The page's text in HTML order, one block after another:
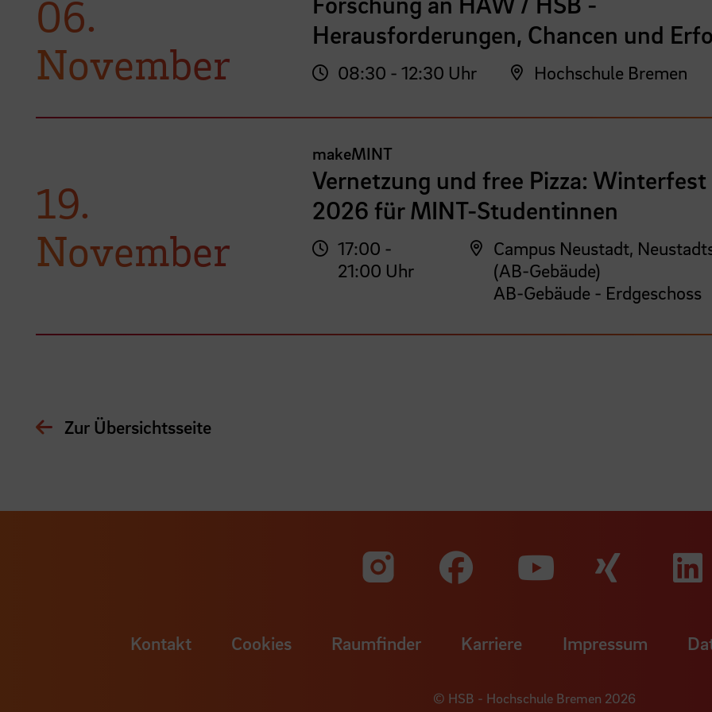
06.
November
Herausforderungen, Chancen und
08:30 - 12:30 Uhr Hochschule Bremen
19.
November
makeMINT
Vernetzung und free Pizza: Winterfest
2026 für MINT-Studentinnen
17:00 -
21:00 Uhr
Campus Neustadt,
(AB-Gebäude)
AB-Gebäude - Erdgeschoss
Zur Übersichtsseite
Zu unserer
Zu
Kontakt Cookies Raumfinder Karriere Impressum
© HSB - Hochschule Bremen 2026